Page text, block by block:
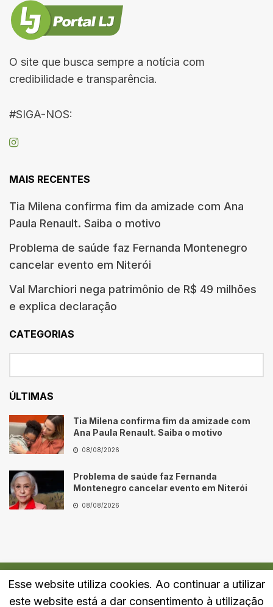
O site que busca sempre a notícia com
credibilidade e transparência.
#SIGA-NOS:
MAIS RECENTES
Tia Milena confirma fim da amizade com Ana
Paula Renault. Saiba o motivo
Problema de saúde faz Fernanda Montenegro
cancelar evento em Niterói
Val Marchiori nega patrimônio de R$ 49 milhões
e explica declaração
CATEGORIAS
ÚLTIMAS
Tia Milena confirma fim da amizade com
Ana Paula Renault. Saiba o motivo
08/08/2026
Problema de saúde faz Fernanda
Montenegro cancelar evento em Niterói
08/08/2026
Quem Somos Fale Conosco Política de Privacidade
Esse website utiliza cookies. Ao continuar a utilizar
este website está a dar consentimento à utilização